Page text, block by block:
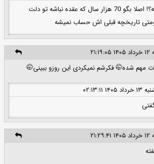
کدوم تاریخ 7 هزار ساله؟! اصلا بگو 70 هزار سال که عقده نباشه تو دلت
تاریخچه قبلی اش حساب نمیشه
مهم شده🤭 فکرشم نمیکردی این روزو ببینی🤭
۰۲:۱۳:۱۱